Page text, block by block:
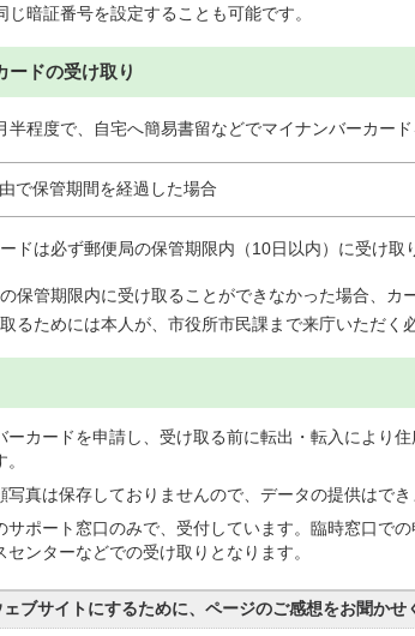
暗証番号を設定することも可能です。
ードの受け取り
半程度で、自宅へ簡易書留などでマイナンバーカー
で保管期間を経過した場合
ドは必ず郵便局の保管期限内（10日以内）に受け取
保管期限内に受け取ることができなかった場合、カ
るためには本人が、市役所市民課まで来庁いただく
ーカードを申請し、受け取る前に転出・転入により
写真は保存しておりませんので、データの提供はで
サポート窓口のみで、受付しています。臨時窓口で
センターなどでの受け取りとなります。
ェブサイトにするために、ページのご感想をお聞かせ